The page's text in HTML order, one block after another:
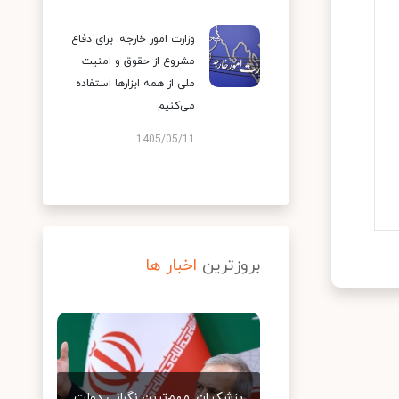
وزارت امور خارجه: برای دفاع
مشروع از حقوق و امنیت
ملی از همه ابزارها استفاده
می‌کنیم
1405/05/11
بروزترین اخبار ها